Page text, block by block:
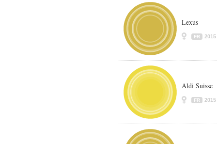
Lexus
FR 2015
Aldi Suisse
FR 2015